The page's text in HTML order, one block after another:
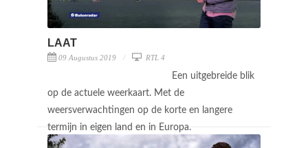
LAAT
09 Augustus 2019 RTL 4
Een uitgebreide blik
op de actuele weerkaart. Met de
weersverwachtingen op de korte en langere
termijn in eigen land en in Europa.